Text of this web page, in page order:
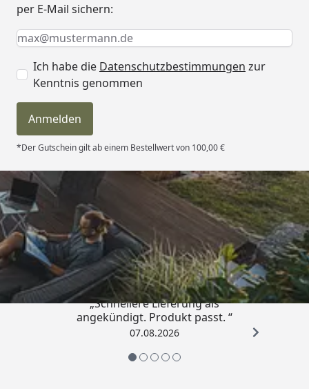
per E-Mail sichern:
Keine Eingabe erforderlich
Eingabe erforderlich
E-Mail *
Ich habe die Datenschutzbestimmungen zur
Kenntnis genommen
Anmelden
*Der Gutschein gilt ab einem Bestellwert von 100,00 €
Trusted Shops
4,81/ 5
„Schnellere Lieferung als
angekündigt. Produkt passt. “
07.08.2026